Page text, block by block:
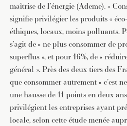
maîtrise de l’énergie (Ademe). «
signifie privilégier les produits «
éthiques, locaux, moins polluants.
s’agit de « ne plus consommer de
superflus », et pour 16%, de «
général ». Près des deux tiers des
que consommer autrement « c’est
une hausse de 11 points en deux
privilégient les entreprises ayant
locale, selon cette étude menée